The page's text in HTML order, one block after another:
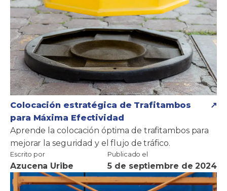
Colocación estratégica de Trafitambos
para Máxima Efectividad
Aprende la colocación óptima de trafitambos para
mejorar la seguridad y el flujo de tráfico.
Escrito por
Azucena Uribe
Publicado el
5 de septiembre de 2024